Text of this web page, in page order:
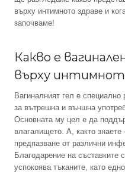
върху интимното здраве и
започваме!
Какво е
върху
Вагиналният гел е специално
за вътрешна и външна
Основната му цел е да
влагалището. А, както
предпазване от различни
Благодарение на съставките
успокоява тъканите, като